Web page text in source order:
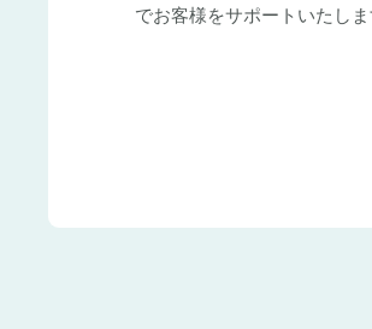
でお客様をサポートいたしま